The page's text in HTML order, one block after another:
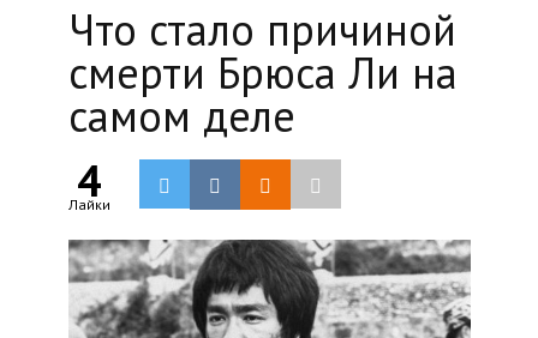
Что стало причиной
смерти Брюса Ли на
самом деле
4
Лайки